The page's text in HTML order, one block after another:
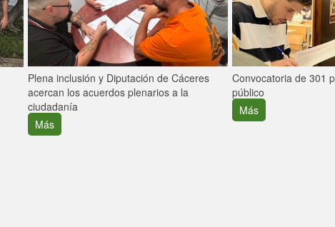
Plena inclusión y Diputación de Cáceres
acercan los acuerdos plenarios a la
ciudadanía
Más
Convocatoria de 301
público
Más